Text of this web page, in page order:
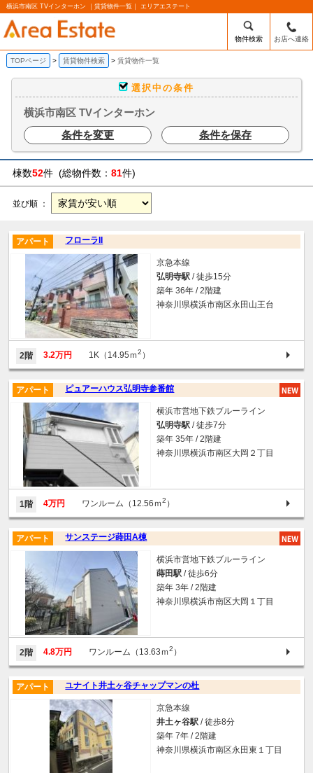
横浜市南区 TVインターホン ｜賃貸物件一覧｜ エリアエステート
物件検索 お店へ連絡
TOPページ 賃貸物件検索 賃貸物件一覧
選択中の条件
横浜市南区 TVインターホン
条件を変更
条件を保存
棟数52件 (総物件数： 81件)
並び順 ：
フローラII
アパート
京急本線
弘明寺駅 / 徒歩15分
築年 36年 / 2階建
神奈川県横浜市南区永田山王台
2階 3.2万円 1K（14.95ｍ2 ）
ピュアーハウス弘明寺参番館
アパート
横浜市営地下鉄ブルーライン
弘明寺駅 / 徒歩7分
築年 35年 / 2階建
神奈川県横浜市南区大岡２丁目
1階 4万円 ワンルーム（12.56ｍ2 ）
サンステージ蒔田A棟
アパート
横浜市営地下鉄ブルーライン
蒔田駅 / 徒歩6分
築年 3年 / 2階建
神奈川県横浜市南区大岡１丁目
2階 4.8万円 ワンルーム（13.63ｍ2 ）
ユナイト井土ヶ谷チャップマンの杜
アパート
京急本線
井土ヶ谷駅 / 徒歩8分
築年 7年 / 2階建
神奈川県横浜市南区永田東１丁目